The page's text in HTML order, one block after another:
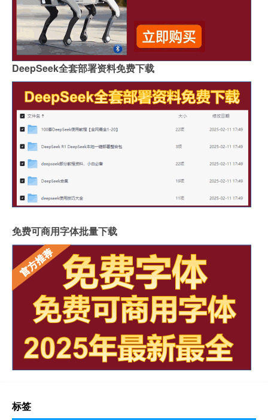
DeepSeek全套部署资料免费下载
免费可商用字体批量下载
标签